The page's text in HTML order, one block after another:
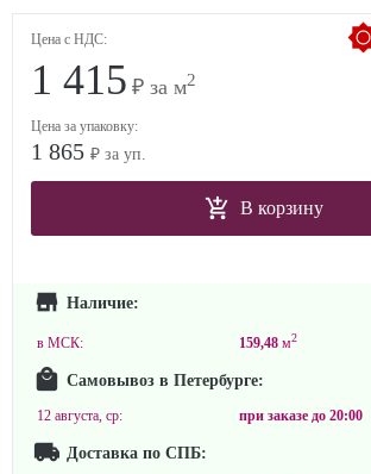
Цена с НДС:
1 415 ₽ за м2
Цена за упаковку:
1 865 ₽ за уп.
В корзину
Наличие:
в МСК: 159,48 м2
Самовывоз в Петербурге:
12 августа, ср: при заказе до 20:00
Доставка по СПБ: